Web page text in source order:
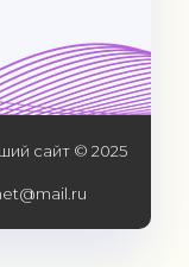
сайт © 2025